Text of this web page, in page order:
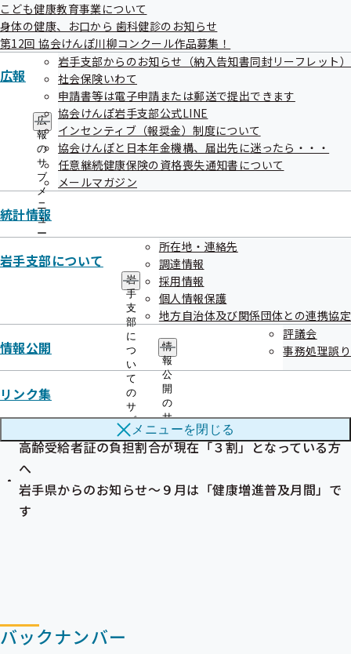
こども健康教育事業について
身体の健康、お口から 歯科健診のお知らせ
第12回 協会けんぽ川柳コンクール作品募集！
広報
広
報
の
サ
ブ
メ
ニ
ュ
ー
岩手支部からのお知らせ（納入告知書同封リーフレット）
社会保険いわて
申請書等は電子申請または郵送で提出できます
協会けんぽ岩手支部公式LINE
インセンティブ（報奨金）制度について
協会けんぽと日本年金機構、届出先に迷ったら・・・
任意継続健康保険の資格喪失通知書について
メールマガジン
統計情報
岩手支部について
岩
手
支
部
に
つ
い
て
の
サ
ブ
メ
ニ
所在地・連絡先
調達情報
採用情報
個人情報保護
地方自治体及び関係団体との連携協定
情報公開
情
報
公
開
の
サ
ブ
メ
ー
評議会
事務処理誤り
リンク集
メニューを閉じる
令和8年8月
協会けんぽ2025（令和７）年度決算（見込み）のお知ら
高齢受給者証の負担割合が現在「３割」となっている方
へ
岩手県からのお知らせ～９月は「健康増進普及月間」で
す
バックナンバー